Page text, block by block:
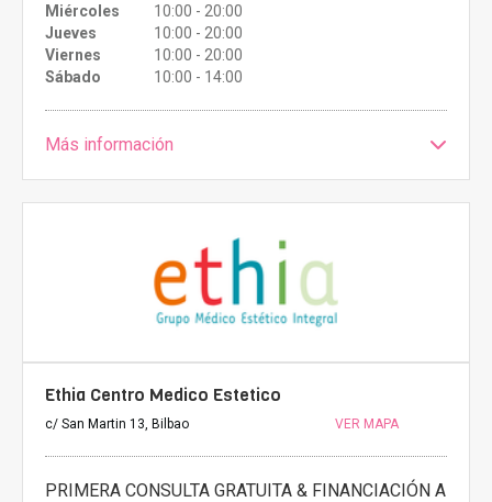
Miércoles
10:00 - 20:00
Jueves
10:00 - 20:00
Viernes
10:00 - 20:00
Sábado
10:00 - 14:00
Más información
Ethia Centro Medico Estetico
c/ San Martin 13, Bilbao VER MAPA
PRIMERA CONSULTA GRATUITA & FINANCIACIÓN A